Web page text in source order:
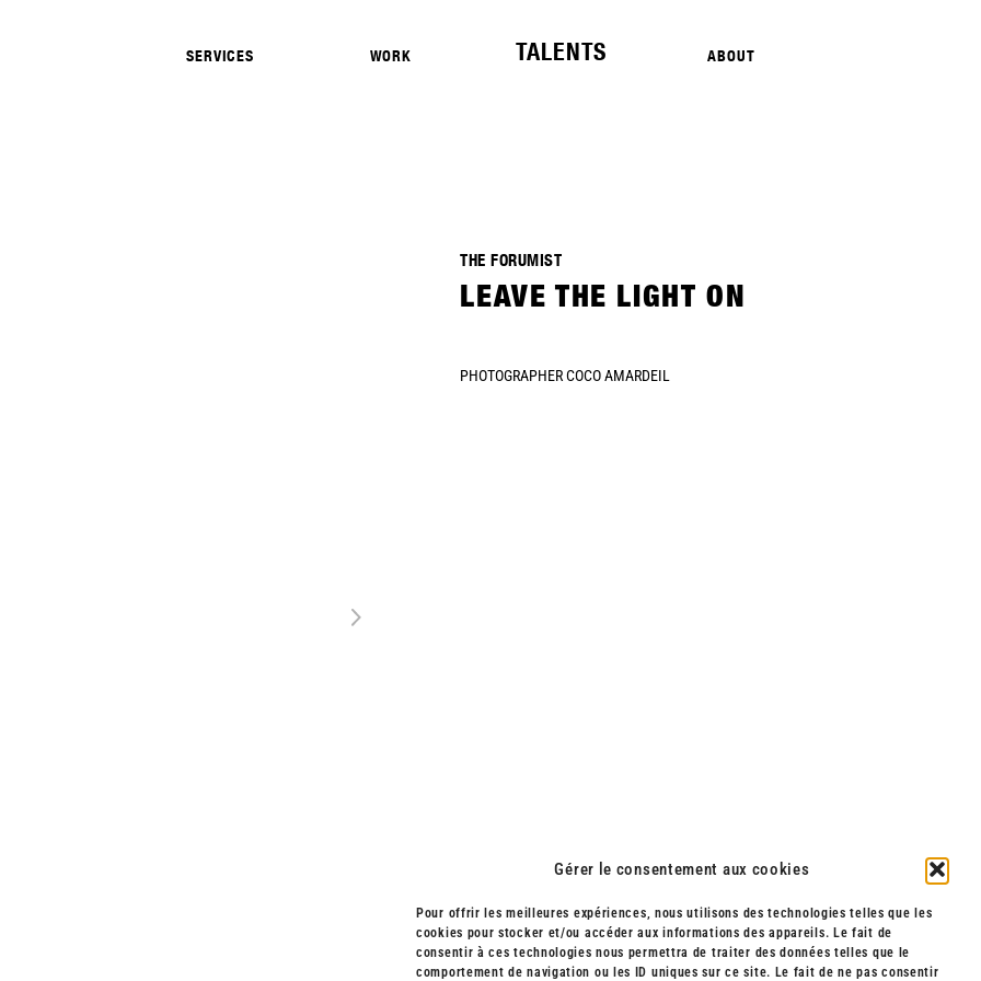
Gérer le consentement aux cookies
Pour offrir les meilleures expériences, nous utilisons des technologies telles que les
cookies pour stocker et/ou accéder aux informations des appareils. Le fait de
consentir à ces technologies nous permettra de traiter des données telles que le
comportement de navigation ou les ID uniques sur ce site. Le fait de ne pas consentir
SERVICES WORK TALENTS ABOUT
Next
THE FORUMIST
LEAVE THE LIGHT ON
PHOTOGRAPHER COCO AMARDEIL
TALENT MANAGEMENT - SET DESIGN - ADRIEN POUJADE